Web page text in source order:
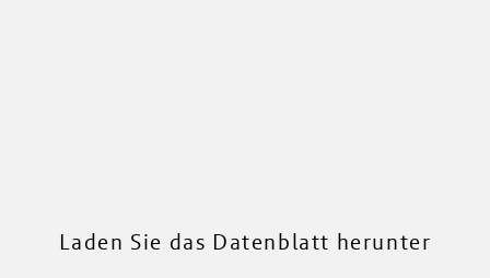
Mehr über unsere Sorten
Laden Sie das Datenblatt herunter